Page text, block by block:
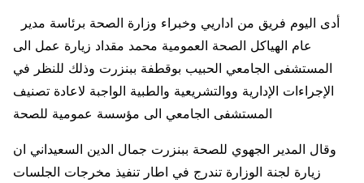
عام الهياكل الصحة العمومية محمد مقداد زيارة عمل الى
المستشفى الجامعي الحبيب بوقطفة ببنزرت وذلك للنظر في
الإجراءات الإدارية ووالتشريعية والطبية الواجبة لاعادة تصنيف
المستشفى الجامعي الى مؤسسة عمومية للصحة
وقال المدير الجهوي للصحة ببنزرت جمال الدين السعيداني ان
زيارة لجنة الوزارة تندرج في اطار تنفيذ مخرجات الجلسات